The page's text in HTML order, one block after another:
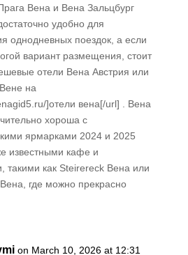
Вена и Вена Зальцбург
удобно для
однодневных поездок, а если
вариант размещения, стоит
отели Вена Австрия или
на
]отели вена[/url] . Вена
хороша с
ярмарками 2024 и 2025
известными кафе и
такими как Steirereck Вена или
где можно прекрасно
on March 10, 2026 at 12:31